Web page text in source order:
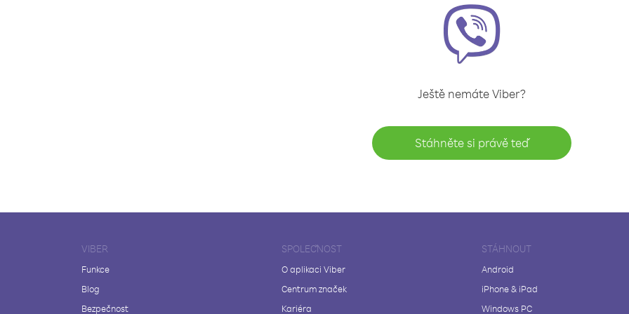
Ještě nemáte Viber?
Stáhněte si právě teď
VIBER
Funkce
Blog
Bezpečnost
SPOLEČNOST
O aplikaci Viber
Centrum značek
Kariéra
STÁHNOUT
Android
iPhone & iPad
Windows PC